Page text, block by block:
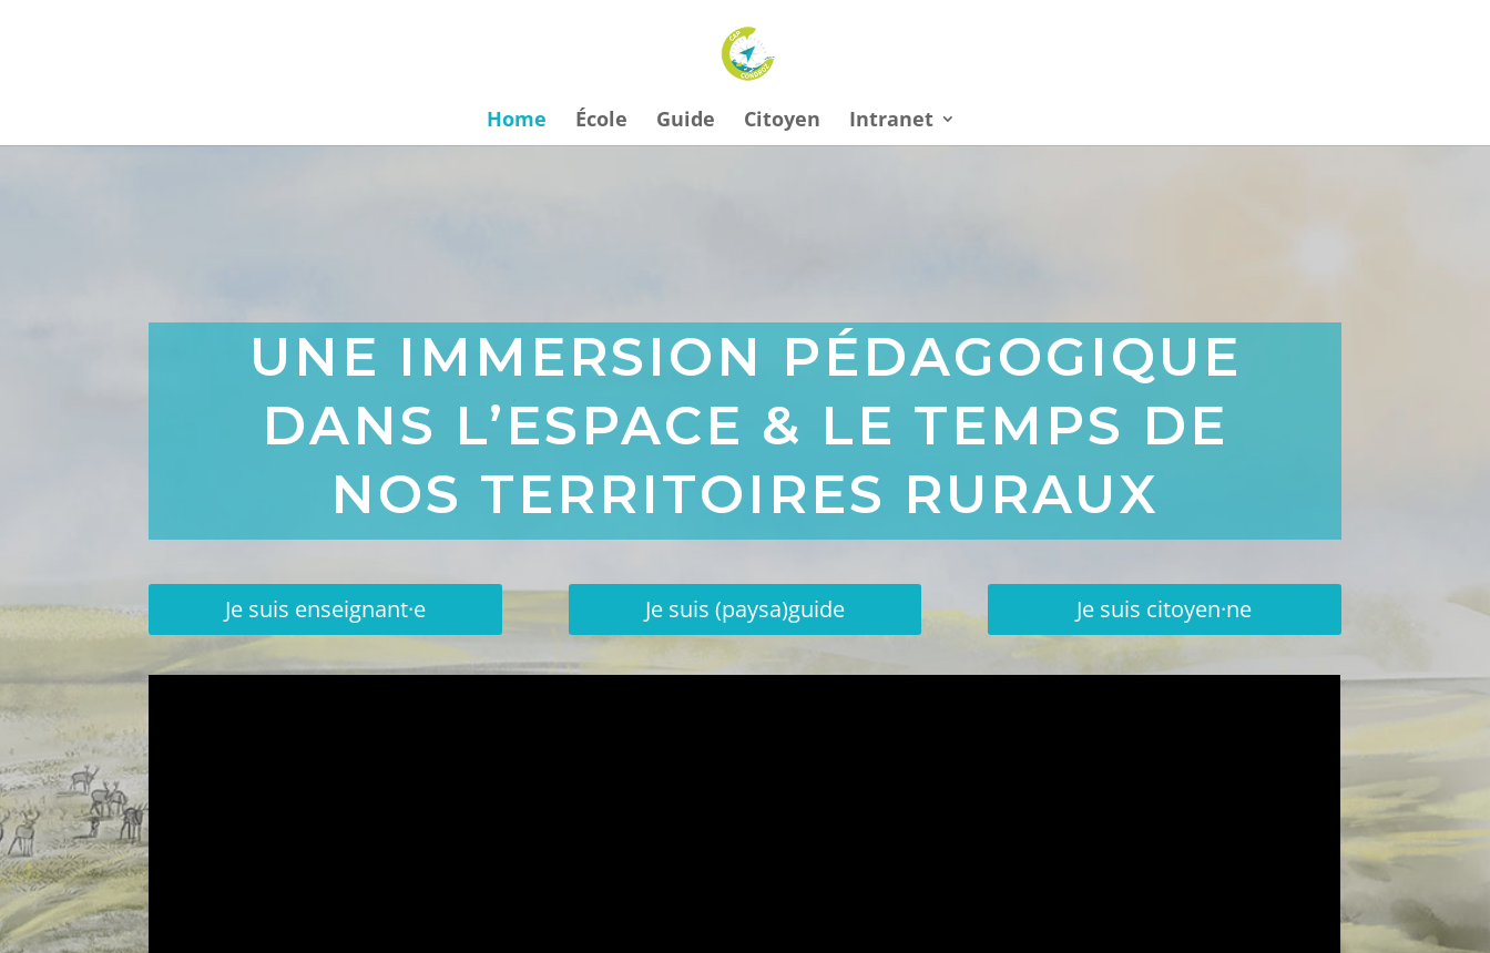
Home École Guide Citoyen Intranet
UNE IMMERSION PÉDAGOGIQUE
DANS L’ESPACE & LE TEMPS DE
NOS TERRITOIRES RURAUX
Je suis enseignant·e Je suis (paysa)guide Je suis citoyen·ne